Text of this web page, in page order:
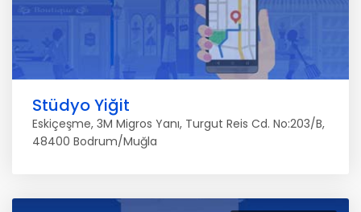
Stüdyo Yiğit
Eskiçeşme, 3M Migros Yanı, Turgut Reis Cd. No:203/B,
48400 Bodrum/Muğla